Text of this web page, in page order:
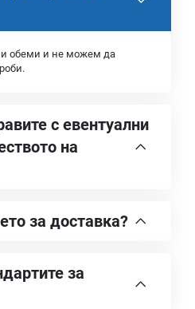
обеми и не можем да
с евентуални
на
за доставка?
за